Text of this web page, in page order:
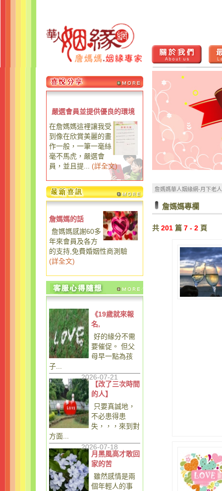
嚴選會員並提供優良的環境
在詹媽媽這裡讓我受
到像在欣賞美麗的畫
作一般，一筆一毫絲
毫不馬虎，嚴選會
員，並且提...
(詳全文)
詹媽媽的話
詹媽媽感謝60多
年來會員及各方
的支持,免費婚姻性商測驗
(詳全文)
《19歲就來報
名,
好的緣分不需
要催促。 但父
母早一點為孩
子...
2026-07-21
【改了三次時間
的人】
只要真誠地，
不必患得患
失，，，來到對
方面...
2026-07-18
月黑風高才敢回
家的苦
雖然感情是兩
個年輕人的事
詹媽媽華人姻緣網-月下老
詹媽媽專欄
共 201 篇 7 - 2 頁